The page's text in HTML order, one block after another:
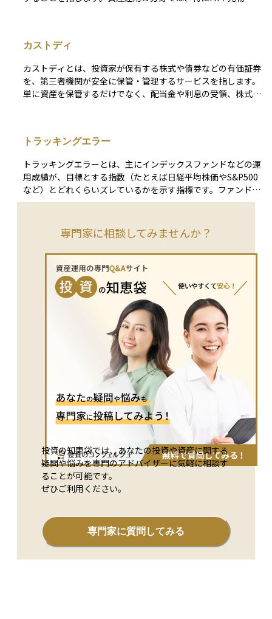
ーバーに含まれます。また、確定拠出年金などでは、満期にな
用語が使われます。ロールオーバーは、資産運用を長期で続け
る際に知っておくべき重要な仕組みのひとつです。
カストディ
カストディとは、投資家が保有する株式や債券などの有価証券
を、第三者機関が安全に保管・管理するサービスを指します。
単に資産を保管するだけでなく、配当金や利息の受領、株式の
資産管理の透明性・安全性を確保する上で重要な要素の一つと
トラッキングエラー
トラッキングエラーとは、主にインデックスファンドなどの運
用成績が、目標とする指数（たとえば日経平均株価やS&P500
など）とどれくらいズレているかを示す指標です。ファンドは
基本的に指数に連動するように運用されますが、運用コストや
に一致することはまれです。 この差が大きいほど、運用が指
数とずれていると評価されます。トラッキングエラーが小さい
ほど、より正確に指数に連動しているとされ、インデックス投
資においては重要な確認ポイントとなります。
専門家に相談してみませんか？
投資の知恵袋では、あなたの投資や資産に関する
疑問や悩みを専門のアドバイザーに気軽に相談す
ることが可能です。
ぜひご利用ください。
専門家に質問してみる